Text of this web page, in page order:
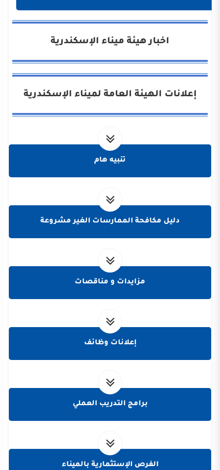
اخبار هيئة ميناء الإسكندرية
إعلانات الهيئة العامة لميناء الإسكندرية
تنبيه هام
دليل مكافحة الممارسات الغير مشروعة
مزايدات و مناقصات
إعلانات وظائف
برامج التدريب العملي
الفرص الإستثمارية بالميناء